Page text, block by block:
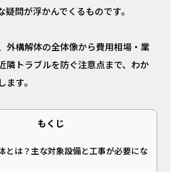
疑問が浮かんでくるものです。
外構解体の全体像から費用相場・業
隣トラブルを防ぐ注意点まで、わか
ます。
もくじ
とは？主な対象設備と工事が必要にな